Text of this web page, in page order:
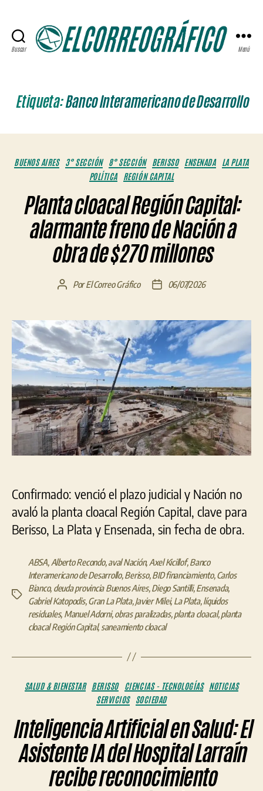
Buscar Menú
Etiqueta:Banco Interamericano de Desarrollo
Categorías
BUENOS AIRES 3° SECCIÓN 8° SECCIÓN BERISSO ENSENADA
LA PLATA
POLÍTICA
REGIÓN CAPITAL
Planta cloacal Región Capital:
alarmante freno de Nación a
obra de $270 millones
Autor
entrada
PorEl Correo Gráfico
Fecha
entrada
06/07/2026
Confirmado: venció el plazo judicial y Nación no
avaló la planta cloacal Región Capital, clave para
Berisso, La Plata y Ensenada, sin fecha de obra.
Etiquetas
ABSA, Alberto Recondo,aval Nación, Axel Kicillof,Banco
Interamericano de Desarrollo,Berisso,BID financiamiento,Carlos
Bianco, deuda provincia Buenos Aires,Diego Santilli,Ensenada,
Gabriel Katopodis,Gran La Plata,Javier Milei, La Plata,líquidos
residuales, Manuel Adorni,obras paralizadas,planta cloacal,planta
cloacal Región Capital,saneamiento cloacal
Categorías
SALUD & BIENESTAR BERISSO CIENCIAS - TECNOLOGÍAS NOTICIAS
SERVICIOS
SOCIEDAD
Inteligencia Artificial en Salud: El
Asistente IA del Hospital Larraín
recibe reconocimiento